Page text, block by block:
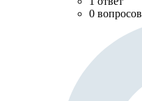
0 вопросов